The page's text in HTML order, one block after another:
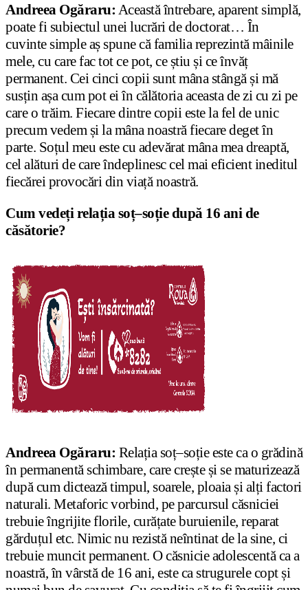
Andreea Ogăraru: Această întrebare, aparent simplă,
poate fi subiectul unei lucrări de doctorat… În
cuvinte simple aș spune că familia reprezintă mâinile
mele, cu care fac tot ce pot, ce știu și ce învăț
permanent. Cei cinci copii sunt mâna stângă și mă
susțin așa cum pot ei în călătoria aceasta de zi cu zi pe
care o trăim. Fiecare dintre copii este la fel de unic
precum vedem și la mâna noastră fiecare deget în
parte. Soțul meu este cu adevărat mâna mea dreaptă,
cel alături de care îndeplinesc cel mai eficient ineditul
fiecărei provocări din viață noastră.
Cum vedeți relația soț–soție după 16 ani de
căsătorie?
Andreea Ogăraru: Relația soț–soție este ca o grădină
în permanentă schimbare, care crește și se maturizează
după cum dictează timpul, soarele, ploaia și alți factori
naturali. Metaforic vorbind, pe parcursul căsniciei
trebuie îngrijite florile, curățate buruienile, reparat
gărduțul etc. Nimic nu rezistă neîntinat de la sine, ci
trebuie muncit permanent. O căsnicie adolescentă ca a
noastră, în vârstă de 16 ani, este ca strugurele copt și